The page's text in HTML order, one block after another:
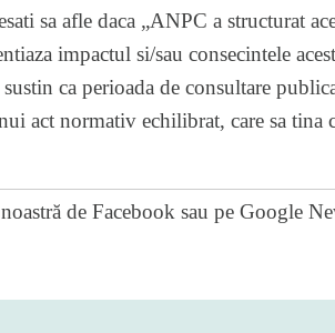
sa afle daca „ANPC a structurat
impactul si/sau consecintele
ca perioada de consultare
act normativ echilibrat, care sa tina
de Facebook sau pe Google